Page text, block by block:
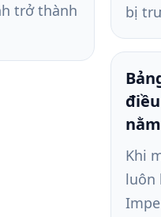
trở thành
bị
Khi
luôn